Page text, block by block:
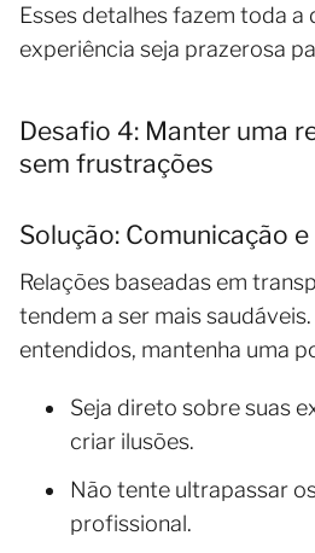
Esses detalhes fazem toda a
experiência seja prazerosa
Desafio 4: Manter uma
sem frustrações
Solução: Comunicação
Relações baseadas em
tendem a ser mais
entendidos, mantenha uma
Seja direto sobre suas
criar ilusões.
Não tente ultrapassar
profissional.